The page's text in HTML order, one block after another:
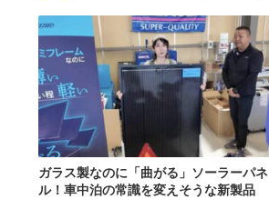
ガラス製なのに「曲がる」ソーラーパネ
ル！車中泊の常識を変えそうな新製品